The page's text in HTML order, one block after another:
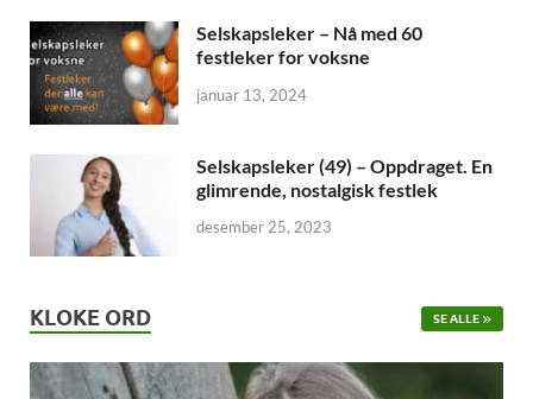
Selskapsleker – Nå med 60
festleker for voksne
januar 13, 2024
Selskapsleker (49) – Oppdraget. En
glimrende, nostalgisk festlek
desember 25, 2023
KLOKE ORD SE ALLE